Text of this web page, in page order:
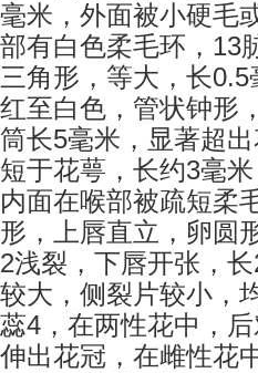
毫米，外面被小硬毛
部有白色柔毛环， 13
三角形，等大，长0.5
红至白色，管状钟形
筒长5毫米，显著超
短于花萼，长约3毫
内面在喉部被疏短柔
形，上唇直立，卵圆
2浅裂，下唇开张，长
较大，侧裂片较小，
蕊4 ，在两性花中，
伸出花冠，在雌性花